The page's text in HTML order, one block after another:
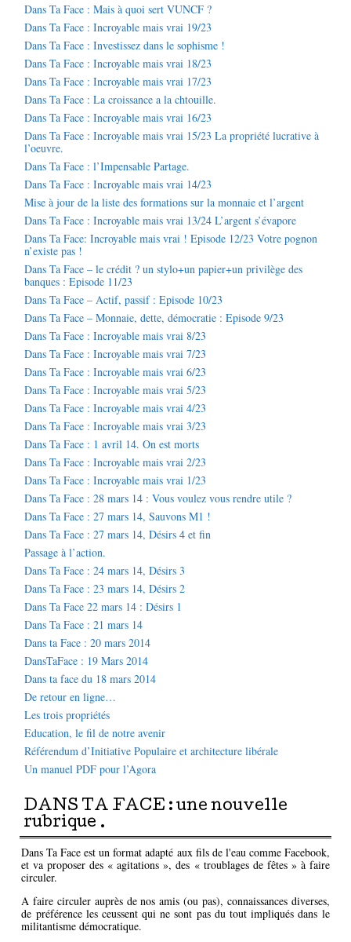
Dans Ta Face : Mais à quoi sert VUNCF ?
Dans Ta Face : Incroyable mais vrai 19/23
Dans Ta Face : Investissez dans le sophisme !
Dans Ta Face : Incroyable mais vrai 18/23
Dans Ta Face : Incroyable mais vrai 17/23
Dans Ta Face : La croissance a la chtouille.
Dans Ta Face : Incroyable mais vrai 16/23
Dans Ta Face : Incroyable mais vrai 15/23 La propriété lucrative à
l’oeuvre.
Dans Ta Face : l’Impensable Partage.
Dans Ta Face : Incroyable mais vrai 14/23
Mise à jour de la liste des formations sur la monnaie et l’argent
Dans Ta Face : Incroyable mais vrai 13/24 L’argent s’évapore
Dans Ta Face: Incroyable mais vrai ! Episode 12/23 Votre pognon
n’existe pas !
Dans Ta Face – le crédit ? un stylo+un papier+un privilège des
banques : Episode 11/23
Dans Ta Face – Actif, passif : Episode 10/23
Dans Ta Face – Monnaie, dette, démocratie : Episode 9/23
Dans Ta Face : Incroyable mais vrai 8/23
Dans Ta Face : Incroyable mais vrai 7/23
Dans Ta Face : Incroyable mais vrai 6/23
Dans Ta Face : Incroyable mais vrai 5/23
Dans Ta Face : Incroyable mais vrai 4/23
Dans Ta Face : Incroyable mais vrai 3/23
Dans Ta Face : 1 avril 14. On est morts
Dans Ta Face : Incroyable mais vrai 2/23
Dans Ta Face : Incroyable mais vrai 1/23
Dans Ta Face : 28 mars 14 : Vous voulez vous rendre utile ?
Dans Ta Face : 27 mars 14, Sauvons M1 !
Dans Ta Face : 27 mars 14, Désirs 4 et fin
Passage à l’action.
Dans Ta Face : 24 mars 14, Désirs 3
Dans Ta Face : 23 mars 14, Désirs 2
Dans Ta Face 22 mars 14 : Désirs 1
Dans Ta Face : 21 mars 14
Dans ta Face : 20 mars 2014
DansTaFace : 19 Mars 2014
Dans ta face du 18 mars 2014
De retour en ligne…
Les trois propriétés
Education, le fil de notre avenir
Référendum d’Initiative Populaire et architecture libérale
Un manuel PDF pour l’Agora
DANS TA FACE : une nouvelle
rubrique .
Dans Ta Face est un format adapté aux fils de l'eau comme Facebook,
et va proposer des « agitations », des « troublages de fêtes » à faire
circuler.
A faire circuler auprès de nos amis (ou pas), connaissances diverses,
de préférence les ceussent qui ne sont pas du tout impliqués dans le
militantisme démocratique.